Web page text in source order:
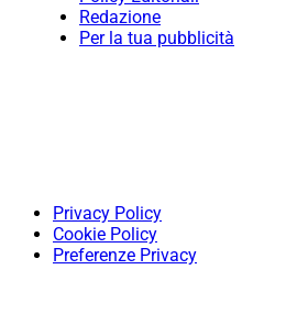
Redazione
Per la tua pubblicità
Privacy Policy
Cookie Policy
Preferenze Privacy